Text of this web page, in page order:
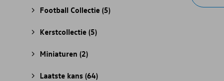
Football Collectie (5)
Kerstcollectie (5)
Miniaturen (2)
Laatste kans (64)